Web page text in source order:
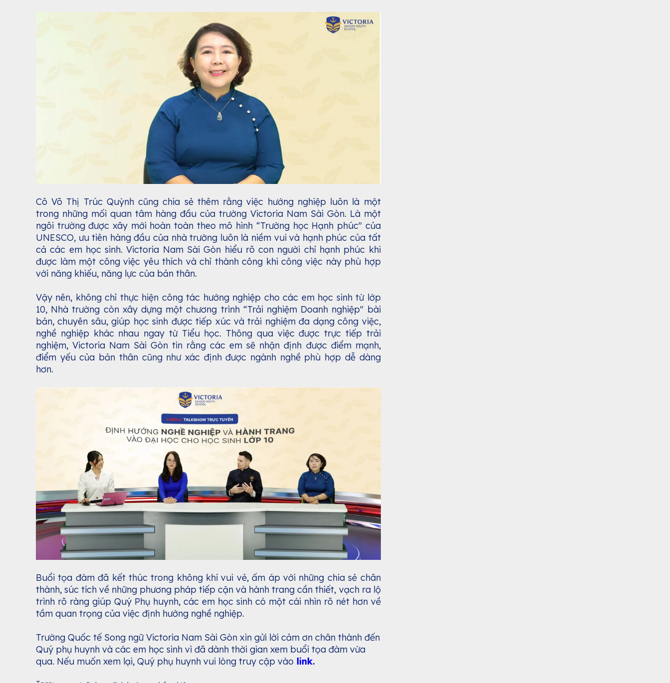
Cô Võ Thị Trúc Quỳnh cũng chia sẻ thêm rằng việc hướng nghiệp luôn là một
trong những mối quan tâm hàng đầu của trường Victoria Nam Sài Gòn. Là một
ngôi trường được xây mới hoàn toàn theo mô hình “Trường học Hạnh phúc" của
UNESCO, ưu tiên hàng đầu của nhà trường luôn là niềm vui và hạnh phúc của tất
cả các em học sinh. Victoria Nam Sài Gòn hiểu rõ con người chỉ hạnh phúc khi
được làm một công việc yêu thích và chỉ thành công khi công việc này phù hợp
với năng khiếu, năng lực của bản thân.
Vậy nên, không chỉ thực hiện công tác hướng nghiệp cho các em học sinh từ lớp
10, Nhà trường còn xây dựng một chương trình “Trải nghiệm Doanh nghiệp" bài
bản, chuyên sâu, giúp học sinh được tiếp xúc và trải nghiệm đa dạng công việc,
nghề nghiệp khác nhau ngay từ Tiểu học. Thông qua việc được trực tiếp trải
nghiệm, Victoria Nam Sài Gòn tin rằng các em sẽ nhận định được điểm mạnh,
điểm yếu của bản thân cũng như xác định được ngành nghề phù hợp dễ dàng
hơn.
Buổi tọa đàm đã kết thúc trong không khí vui vẻ, ấm áp với những chia sẻ chân
thành, súc tích về những phương pháp tiếp cận và hành trang cần thiết, vạch ra lộ
trình rõ ràng giúp Quý Phụ huynh, các em học sinh có một cái nhìn rõ nét hơn về
tầm quan trọng của việc định hướng nghề nghiệp.
Trường Quốc tế Song ngữ Victoria Nam Sài Gòn xin gửi lời cảm ơn chân thành đến
Quý phụ huynh và các em học sinh vì đã dành thời gian xem buổi tọa đàm vừa
qua. Nếu muốn xem lại, Quý phụ huynh vui lòng truy cập vào link.